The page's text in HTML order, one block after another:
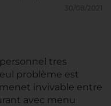
30/08/2021
tres
problème est
invivable entre
avec menu